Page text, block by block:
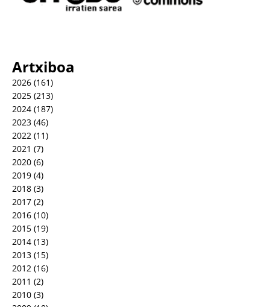
Artxiboa
2026 (161)
2025 (213)
2024 (187)
2023 (46)
2022 (11)
2021 (7)
2020 (6)
2019 (4)
2018 (3)
2017 (2)
2016 (10)
2015 (19)
2014 (13)
2013 (15)
2012 (16)
2011 (2)
2010 (3)